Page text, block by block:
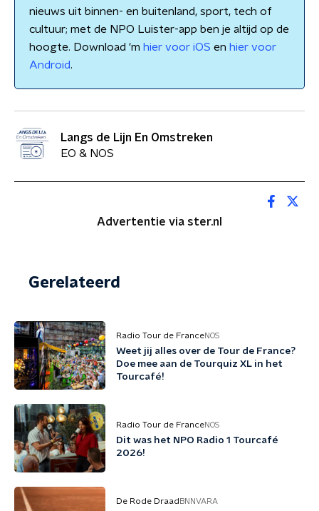
nieuws uit binnen- en buitenland, sport, tech of
cultuur; met de NPO Luister-app ben je altijd op de
hoogte. Download 'm hier voor iOS en hier voor
Android.
Langs de Lijn En Omstreken
EO & NOS
Advertentie via ster.nl
Gerelateerd
Radio Tour de FranceNOS
Weet jij alles over de Tour de France?
Doe mee aan de Tourquiz XL in het
Tourcafé!
Radio Tour de FranceNOS
Dit was het NPO Radio 1 Tourcafé
2026!
De Rode Draad BNNVARA